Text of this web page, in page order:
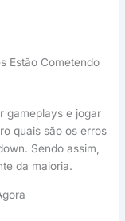
Estão Cometendo
gameplays e jogar
quais são os erros
Sendo assim,
da maioria.